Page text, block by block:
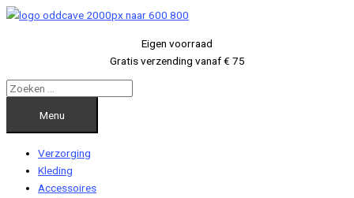
Ga
Eigen voorraad
Gratis verzending vanaf € 75
Menu
Verzorging
Kleding
Accessoires